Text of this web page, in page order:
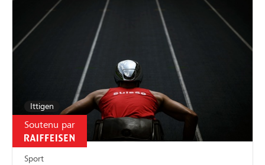
Ittigen
Soutenu par
Sport